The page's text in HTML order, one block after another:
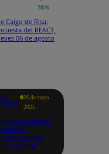
2026
Caigo de Risa:
del REACT,
06 de agosto
Te
ayudo
26 de mayo
2025
Revisa si tienes
deudas
consultando
con tu DNI: